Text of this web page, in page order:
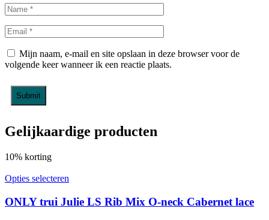
Mijn naam, e-mail en site opslaan in deze browser voor de
volgende keer wanneer ik een reactie plaats.
Gelijkaardige producten
10% korting
Opties selecteren
ONLY trui Julie LS Rib Mix O-neck Cabernet lace